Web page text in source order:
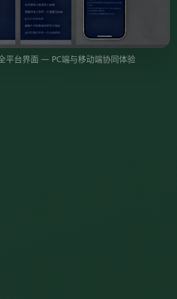
平台界面 — PC端与移动端协同体验